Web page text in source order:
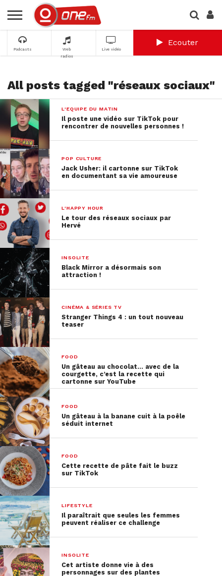
Podcasts
Web
radios
Live vidéo
Ecouter
All posts tagged "réseaux sociaux"
L'EQUIPE DU MATIN
Il poste une vidéo sur TikTok pour
rencontrer de nouvelles personnes !
POP CULTURE
Jack Usher: il cartonne sur TikTok
en documentant sa vie amoureuse
L'HAPPY HOUR
Le tour des réseaux sociaux par
Hervé
INSOLITE
Black Mirror a désormais son
attraction !
CINÉMA & SÉRIES TV
Stranger Things 4 : un tout nouveau
teaser
FOOD
Un gâteau au chocolat… avec de la
courgette, c’est la recette qui
cartonne sur YouTube
FOOD
Un gâteau à la banane cuit à la poêle
séduit internet
FOOD
Cette recette de pâte fait le buzz
sur TikTok
LIFESTYLE
Il paraîtrait que seules les femmes
peuvent réaliser ce challenge
INSOLITE
Cet artiste donne vie à des
personnages sur des plantes